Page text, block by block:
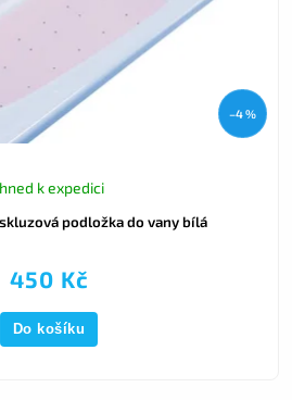
–4 %
podložka do vany bílá
k expedici
450 Kč
Do košíku